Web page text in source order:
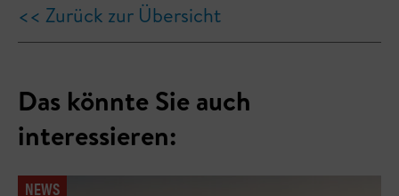
<< Zurück zur Übersicht
Das könnte Sie auch
interessieren:
NEWS